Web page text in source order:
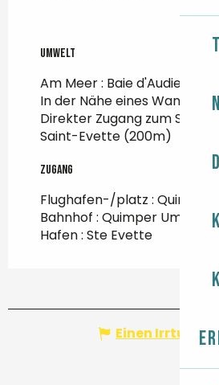
Umwelt
Umwelt
Am Meer : Baie d'Audierne
In der Nähe eines
Direkter Zugang zum Strand :
Saint-Evette (200m)
Zugang
Zugang
Flughafen-/platz : Quimper
Bahnhof : Quimper Um
Hafen : Ste Evette
Einen Irrtum